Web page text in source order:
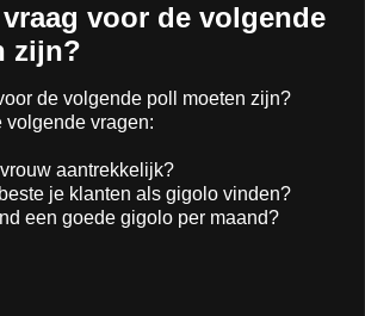
voor de volgende
zijn?
de volgende poll moeten zijn?
volgende vragen:
aantrekkelijk?
je klanten als gigolo vinden?
een goede gigolo per maand?